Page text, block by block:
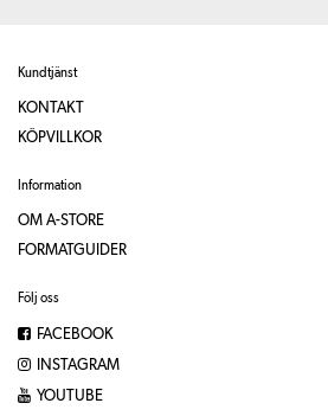
Kundtjänst
KONTAKT
KÖPVILLKOR
Information
OM A-STORE
FORMATGUIDER
Följ oss
FACEBOOK
INSTAGRAM
YOUTUBE